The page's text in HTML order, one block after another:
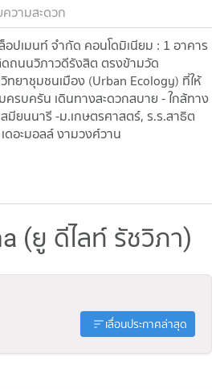
วามสะดวก
ปเมนท์ จำกัด คอนโดมิเนียม : 1 อาคาร
ถนนวิภาวดีรังสิต ตรงข้ามวัด
ทยาชุมชนเมือง (Urban Ecology) ที่ให้
รบครัน เดินทางสะดวกสบาย - ใกล้ทาง
มียนนารี -ม.เกษตรศาสตร์, ร.ร.สาธิต
ดอะมอลล์ งามวงศ์วาน
(ยู ดีไลท์ รัชวิภา)
เลื่อนประกาศล่าสุด